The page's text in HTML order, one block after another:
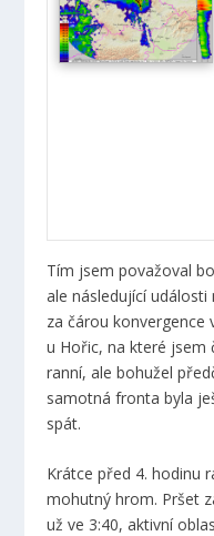
Tím jsem považoval
ale následující
za čárou
u Hořic, na které jsem
ranní, ale bohužel
samotná fronta byla
spát.
Krátce před 4. hodinu
mohutný hrom. Pršet
už ve 3:40, aktivní